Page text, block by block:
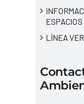
LÍNEA